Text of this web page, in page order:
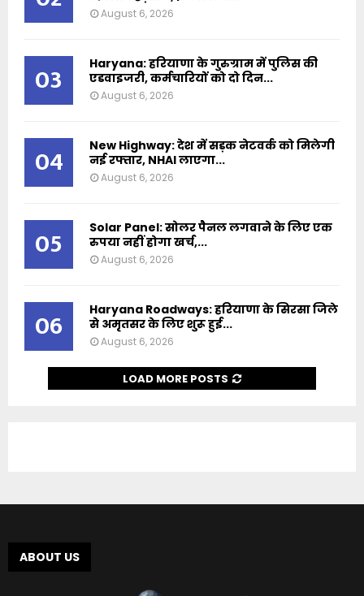
August 6, 2026
03
Haryana: हरियाणा के गुरुग्राम में पुलिस की
एडवाइजरी, कर्मचारियों को दो दिन...
August 6, 2026
04
New Highway: देश में सड़क नेटवर्क को मिलेगी
नई रफ्तार, NHAI लाएगा...
August 6, 2026
05
Solar Panel: सोलर पैनल लगवाने के लिए एक
रुपया नहीं होगा खर्च,...
August 6, 2026
06
Haryana Roadways: हरियाणा के सिरसा जिले
से अमृतसर के लिए शुरू हुई...
August 6, 2026
LOAD MORE POSTS
ABOUT US